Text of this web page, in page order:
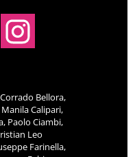
Bellora,
Calipari,
Paolo Ciambi,
Leo
Farinella,